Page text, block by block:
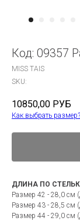
Код: 09357
MISS TAIS
SKU:
10850,00 РУБ
Как выбрать размер?
ДЛИНА ПО
Размер 42 - 28,0 см
Размер 43 - 28,5 см
Размер 44 - 29,0 см